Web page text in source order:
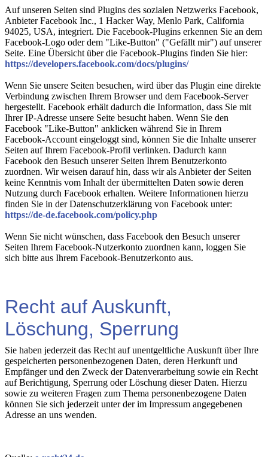
Auf unseren Seiten sind Plugins des sozialen Netzwerks Facebook,
Anbieter Facebook Inc., 1 Hacker Way, Menlo Park, California
94025, USA, integriert. Die Facebook-Plugins erkennen Sie an dem
Facebook-Logo oder dem "Like-Button" ("Gefällt mir") auf unserer
Seite. Eine Übersicht über die Facebook-Plugins finden Sie hier:
https://developers.facebook.com/docs/plugins/
Wenn Sie unsere Seiten besuchen, wird über das Plugin eine direkte
Verbindung zwischen Ihrem Browser und dem Facebook-Server
hergestellt. Facebook erhält dadurch die Information, dass Sie mit
Ihrer IP-Adresse unsere Seite besucht haben. Wenn Sie den
Facebook "Like-Button" anklicken während Sie in Ihrem
Facebook-Account eingeloggt sind, können Sie die Inhalte unserer
Seiten auf Ihrem Facebook-Profil verlinken. Dadurch kann
Facebook den Besuch unserer Seiten Ihrem Benutzerkonto
zuordnen. Wir weisen darauf hin, dass wir als Anbieter der Seiten
keine Kenntnis vom Inhalt der übermittelten Daten sowie deren
Nutzung durch Facebook erhalten. Weitere Informationen hierzu
finden Sie in der Datenschutzerklärung von Facebook unter:
https://de-de.facebook.com/policy.php
Wenn Sie nicht wünschen, dass Facebook den Besuch unserer
Seiten Ihrem Facebook-Nutzerkonto zuordnen kann, loggen Sie
sich bitte aus Ihrem Facebook-Benutzerkonto aus.
Recht auf Auskunft,
Löschung, Sperrung
Sie haben jederzeit das Recht auf unentgeltliche Auskunft über Ihre
gespeicherten personenbezogenen Daten, deren Herkunft und
Empfänger und den Zweck der Datenverarbeitung sowie ein Recht
auf Berichtigung, Sperrung oder Löschung dieser Daten. Hierzu
sowie zu weiteren Fragen zum Thema personenbezogene Daten
können Sie sich jederzeit unter der im Impressum angegebenen
Adresse an uns wenden.